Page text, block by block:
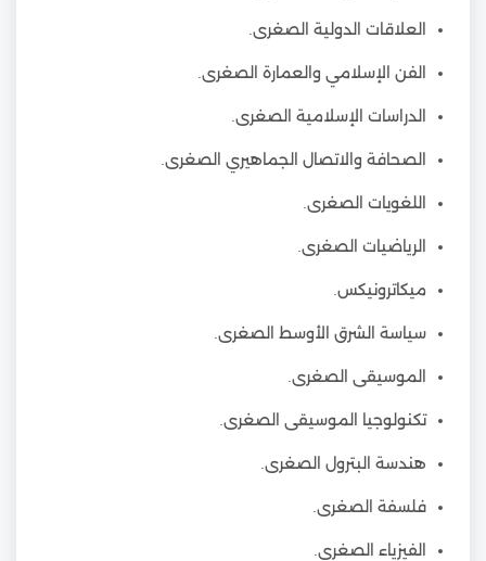
العلاقات الدولية الصغرى.
الفن الإسلامي والعمارة الصغرى.
الدراسات الإسلامية الصغرى.
الصحافة والاتصال الجماهيري الصغرى.
اللغويات الصغرى.
الرياضيات الصغرى.
ميكاترونيكس.
سياسة الشرق الأوسط الصغرى.
الموسيقى الصغرى.
تكنولوجيا الموسيقى الصغرى.
هندسة البترول الصغرى.
فلسفة الصغرى.
الفيزياء الصغرى.